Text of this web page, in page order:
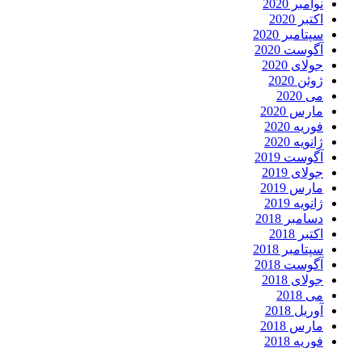
نوامبر 2020
اکتبر 2020
سپتامبر 2020
آگوست 2020
جولای 2020
ژوئن 2020
می 2020
مارس 2020
فوریه 2020
ژانویه 2020
آگوست 2019
جولای 2019
مارس 2019
ژانویه 2019
دسامبر 2018
اکتبر 2018
سپتامبر 2018
آگوست 2018
جولای 2018
می 2018
آوریل 2018
مارس 2018
فوریه 2018